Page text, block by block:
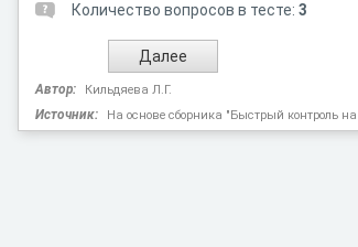
Количество вопросов в тесте: 3
Автор: Кильдяева Л.Г.
Источник: На основе сборника "Быстрый контроль на